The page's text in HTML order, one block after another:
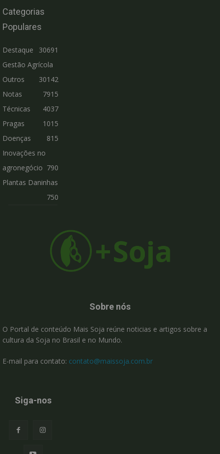
Categorias
Populares
Destaque
30691
Gestão Agrícola
30142
Outros
7915
Notas
Técnicas
4037
Pragas
1015
Doenças
815
Inovações no
agronegócio 790
Plantas Daninhas
750
Sobre nós
O Portal de conteúdo Mais Soja reúne noticias e artigos sobre a
cultura da Soja no Brasil e no Mundo.
E-mail para contato: contato@maissoja.com.br
Siga-nos